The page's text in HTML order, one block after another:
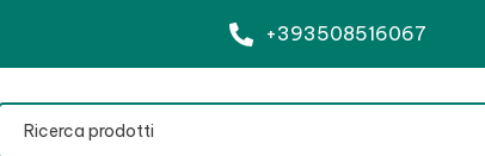
+393508516067